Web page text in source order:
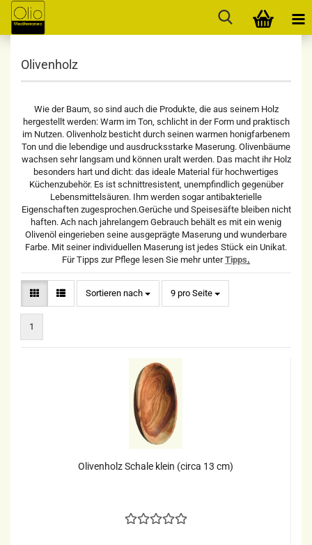
Olivenholz
Wie der Baum, so sind auch die Produkte, die aus seinem Holz
hergestellt werden: Warm im Ton, schlicht in der Form und praktisch
im Nutzen. Olivenholz besticht durch seinen warmen honigfarbenem
Ton und die lebendige und ausdrucksstarke Maserung. Olivenbäume
wachsen sehr langsam und können uralt werden. Das macht ihr Holz
besonders hart und dicht: das ideale Material für hochwertiges
Küchenzubehör. Es ist schnittresistent, unempfindlich gegenüber
Lebensmittelsäuren. Ihm werden sogar antibakterielle
Eigenschaften zugesprochen.Gerüche und Speisesäfte bleiben nicht
haften. Ach nach jahrelangem Gebrauch behält es mit ein wenig
Olivenöl eingerieben seine ausgeprägte Maserung und wunderbare
Farbe. Mit seiner individuellen Maserung ist jedes Stück ein Unikat.
Für Tipps zur Pflege lesen Sie mehr unterTipps.
Sortieren nach
Sortieren nach 9 pro Seite
pro Seite
1
Olivenholz Schale klein (circa 13 cm)